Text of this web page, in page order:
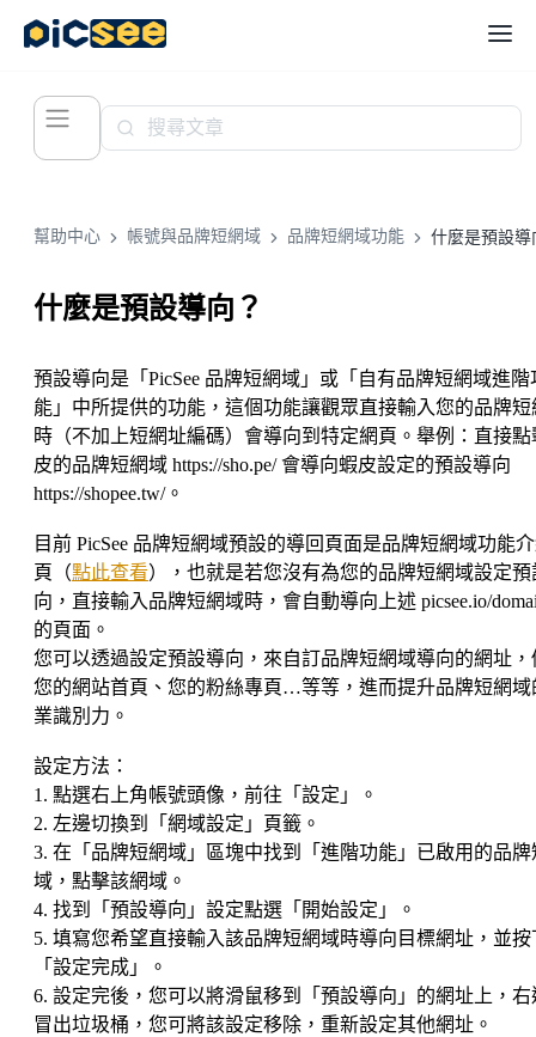
幫助中心 帳號與品牌短網域 品牌短網域功能 什麼是預設導
什麼是預設導向？
預設導向是「PicSee 品牌短網域」或「自有品牌短網域進階
能」中所提供的功能，這個功能讓觀眾直接輸入您的品牌短
時（不加上短網址編碼）會導向到特定網頁。舉例：直接點
皮的品牌短網域 https://sho.pe/ 會導向蝦皮設定的預設導向
https://shopee.tw/。
目前 PicSee 品牌短網域預設的導回頁面是品牌短網域功能
頁（點此查看），也就是若您沒有為您的品牌短網域設定預
向，直接輸入品牌短網域時，會自動導向上述 picsee.io/
的頁面。
您可以透過設定預設導向，來自訂品牌短網域導向的網址，
您的網站首頁、您的粉絲專頁…等等，進而提升品牌短網域
業識別力。
設定方法：
1. 點選右上角帳號頭像，前往「設定」。
2. 左邊切換到「網域設定」頁籤。
3. 在「品牌短網域」區塊中找到「進階功能」已啟用的品牌
域，點擊該網域。
4. 找到「預設導向」設定點選「開始設定」。
5. 填寫您希望直接輸入該品牌短網域時導向目標網址，並按
「設定完成」。
6. 設定完後，您可以將滑鼠移到「預設導向」的網址上，右
冒出垃圾桶，您可將該設定移除，重新設定其他網址。